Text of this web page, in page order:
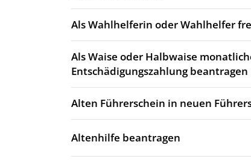
Als Wahlhelferin oder Wahlhelfer
Als Waise oder Halbwaise
Entschädigungszahlung beantragen
Alten Führerschein in neuen
Altenhilfe beantragen